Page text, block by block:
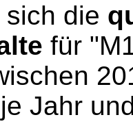
die
für
Jahr